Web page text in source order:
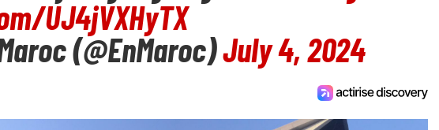
UJ4jVXHyTX
(@EnMaroc)July 4, 2024